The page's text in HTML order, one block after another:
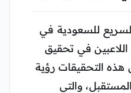
للسعودية في
في تحقيق
هذه التحقيقات رؤية
والتي